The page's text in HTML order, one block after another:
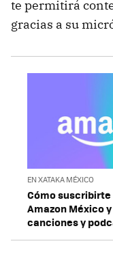
te permitirá
gracias a su
EN XATAKA MÉXICO
Cómo suscribirte
Amazon México
canciones y